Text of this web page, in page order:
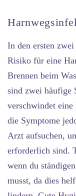
In den ersten
Risiko für eine
Brennen beim
sind zwei häufige
verschwindet
die Symptome
Arzt aufsuchen,
erforderlich sind.
wenn du
musst, da dies